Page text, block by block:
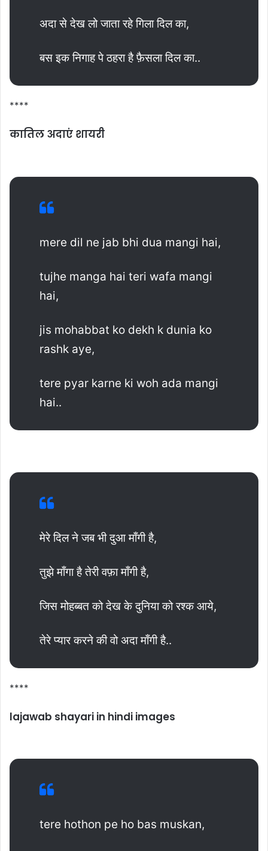
अदा से देख लो जाता रहे गिला दिल का,
बस इक निगाह पे ठहरा है फ़ैसला दिल का..
****
कातिल अदाएं शायरी
mere dil ne jab bhi dua mangi hai,
tujhe manga hai teri wafa mangi
hai,
jis mohabbat ko dekh k dunia ko
rashk aye,
tere pyar karne ki woh ada mangi
hai..
मेरे दिल ने जब भी दुआ माँगी है,
तुझे माँगा है तेरी वफ़ा माँगी है,
जिस मोहब्बत को देख के दुनिया को रश्क आये,
तेरे प्यार करने की वो अदा माँगी है..
****
lajawab shayari in hindi images
tere hothon pe ho bas muskan,